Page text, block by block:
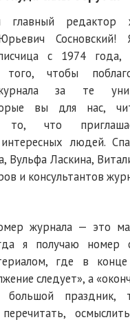
книг
персональных данных
главный редактор
Сосновский!
с 1974
чтобы
за те
вы для нас,
то, что
людей.
Вульфа Ласкина,
и консультантов
журнала — это
я получаю номер
где в конце
следует», а
большой праздник,